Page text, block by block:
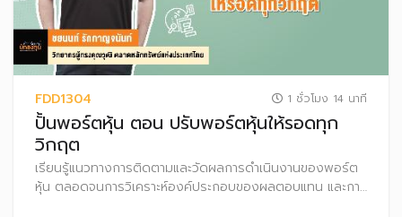
FDD1304 1 ชั่วโมง 14 นาที
ปั้นพอร์ตหุ้น ตอน ปรับพอร์ตหุ้นให้รอดทุก
วิกฤต
เรียนรู้แนวทางการติดตามและวัดผลการดำเนินงานของพอร์ต
หุ้น ตลอดจนการวิเคราะห์องค์ประกอบของผลตอบแทน และการ